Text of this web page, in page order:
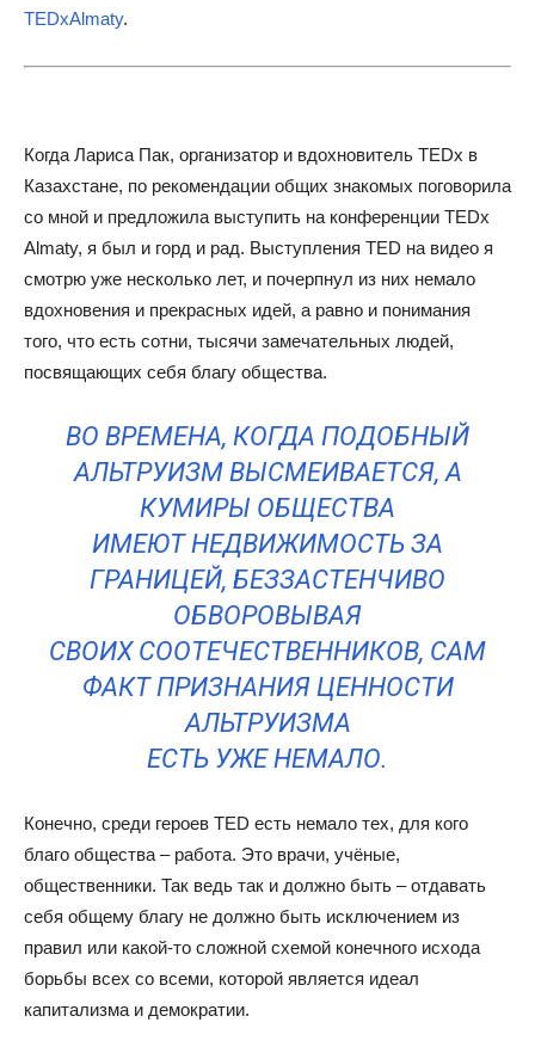
TEDxAlmaty.
Когда Лариса Пак, организатор и вдохновитель TEDx в
Казахстане, по рекомендации общих знакомых поговорила
со мной и предложила выступить на конференции TEDx
Almaty, я был и горд и рад. Выступления TED на видео я
смотрю уже несколько лет, и почерпнул из них немало
вдохновения и прекрасных идей, а равно и понимания
того, что есть сотни, тысячи замечательных людей,
посвящающих себя благу общества.
ВО ВРЕМЕНА, КОГДА ПОДОБНЫЙ
АЛЬТРУИЗМ ВЫСМЕИВАЕТСЯ, А
КУМИРЫ ОБЩЕСТВА
ИМЕЮТ НЕДВИЖИМОСТЬ ЗА
ГРАНИЦЕЙ, БЕЗЗАСТЕНЧИВО
ОБВОРОВЫВАЯ
СВОИХ СООТЕЧЕСТВЕННИКОВ, САМ
ФАКТ ПРИЗНАНИЯ ЦЕННОСТИ
АЛЬТРУИЗМА
ЕСТЬ УЖЕ НЕМАЛО.
Конечно, среди героев TED есть немало тех, для кого
благо общества – работа. Это врачи, учёные,
общественники. Так ведь так и должно быть – отдавать
себя общему благу не должно быть исключением из
правил или какой-то сложной схемой конечного исхода
борьбы всех со всеми, которой является идеал
капитализма и демократии.